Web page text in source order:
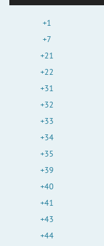
+1
+7
+21
+22
+31
+32
+33
+34
+35
+39
+40
+41
+43
+44